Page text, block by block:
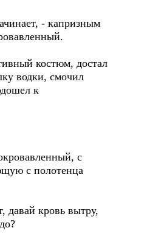
- капризным
костюм, достал
водки, смочил
к
с
с полотенца
давай кровь вытру,